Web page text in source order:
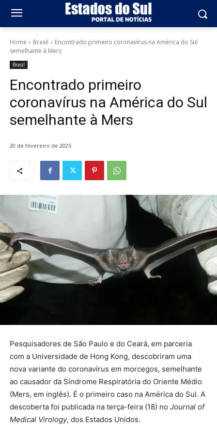
Home Brasil
Encontrado primeiro coronavírus na América do Sul
semelhante à Mers
Brasil
Encontrado primeiro
coronavírus na América do Sul
semelhante à Mers
20 de fevereiro de 2025
Pesquisadores de São Paulo e do Ceará, em parceria
com a Universidade de Hong Kong, descobriram uma
nova variante do coronavírus em morcegos, semelhante
ao causador da Síndrome Respiratória do Oriente Médio
(Mers, em inglês). É o primeiro caso na América do Sul. A
descoberta foi publicada na terça-feira (18) no Journal of
Medical Virology, dos Estados Unidos.